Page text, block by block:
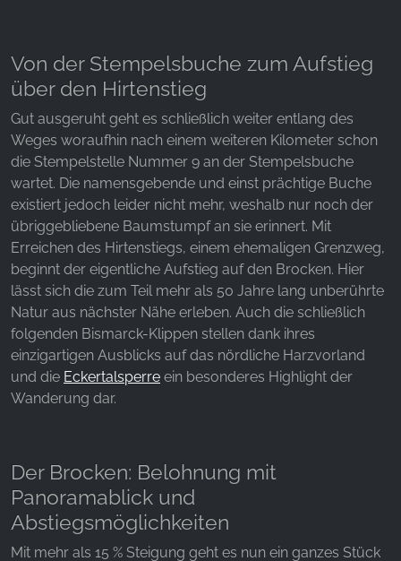
Von der Stempelsbuche zum Aufstieg
über den Hirtenstieg
Gut ausgeruht geht es schließlich weiter entlang des
Weges woraufhin nach einem weiteren Kilometer schon
die Stempelstelle Nummer 9 an der Stempelsbuche
wartet. Die namensgebende und einst prächtige Buche
existiert jedoch leider nicht mehr, weshalb nur noch der
übriggebliebene Baumstumpf an sie erinnert. Mit
Erreichen des Hirtenstiegs, einem ehemaligen Grenzweg,
beginnt der eigentliche Aufstieg auf den Brocken. Hier
lässt sich die zum Teil mehr als 50 Jahre lang unberührte
Natur aus nächster Nähe erleben. Auch die schließlich
folgenden Bismarck-Klippen stellen dank ihres
einzigartigen Ausblicks auf das nördliche Harzvorland
und die Eckertalsperre ein besonderes Highlight der
Wanderung dar.
Der Brocken: Belohnung mit
Panoramablick und
Abstiegsmöglichkeiten
Mit mehr als 15 % Steigung geht es nun ein ganzes Stück